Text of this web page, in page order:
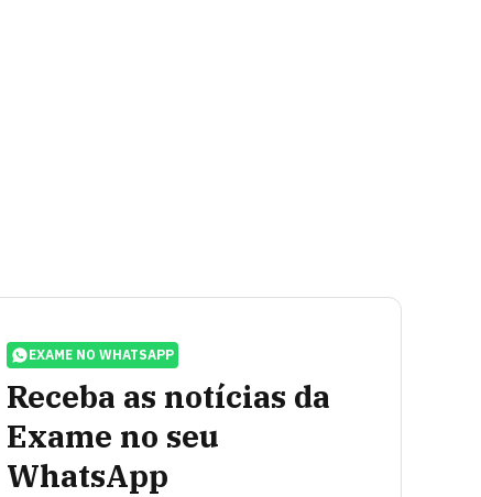
EXAME NO WHATSAPP
Receba as notícias da
Exame no seu
WhatsApp